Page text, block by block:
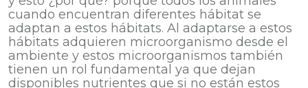
cuando encuentran diferentes hábitat se
adaptan a estos hábitats. Al adaptarse a estos
hábitats adquieren microorganismo desde el
ambiente y estos microorganismos también
tienen un rol fundamental ya que dejan
disponibles nutrientes que si no están estos